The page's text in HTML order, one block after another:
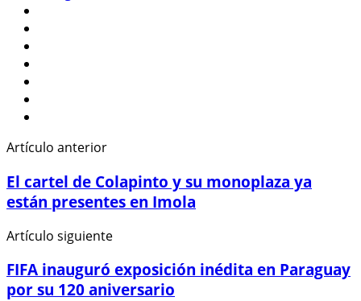
Artículo anterior
El cartel de Colapinto y su monoplaza ya
están presentes en Imola
Artículo siguiente
FIFA inauguró exposición inédita en Paraguay
por su 120 aniversario